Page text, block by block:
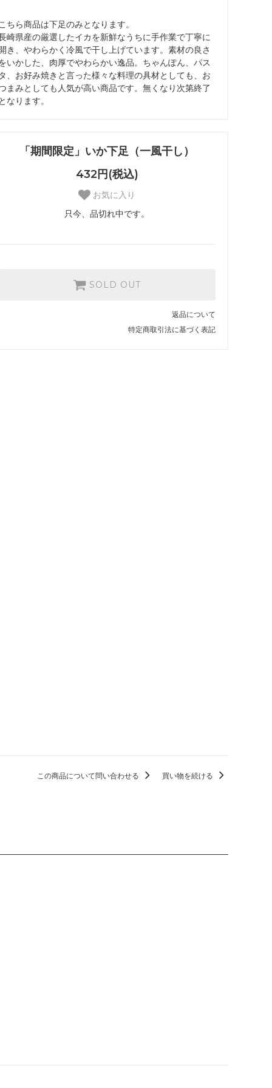
ちら商品は下足のみとなります。
崎県産の厳選したイカを新鮮なうちに手作業で丁寧に
き、やわらかく冷風で干し上げています。素材の良さ
いかした、肉厚でやわらかい逸品。ちゃんぽん、パス
、お好み焼きと言った様々な料理の具材としても、お
まみとしても人気が高い商品です。無くなり次第終了
なります。
「期間限定」いか下足（一風干し）
432円(税込)
お気に入り
只今、品切れ中です。
SOLD OUT
返品について
特定商取引法に基づく表記
この商品について問い合わせる 買い物を続ける